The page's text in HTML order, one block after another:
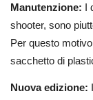
Manutenzione: I
shooter, sono
Per questo
sacchetto di
Nuova edizione: